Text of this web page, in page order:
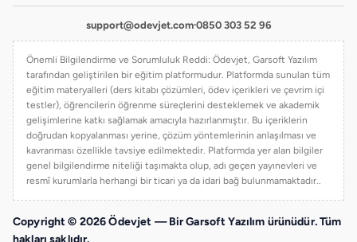
support@odevjet.com·0850 303 52 96
Önemli Bilgilendirme ve Sorumluluk Reddi: Ödevjet, Garsoft Yazılım
tarafından geliştirilen bir eğitim platformudur. Platformda sunulan tüm
eğitim materyalleri (ders kitabı çözümleri, ödev içerikleri ve çevrim içi
testler), öğrencilerin öğrenme süreçlerini desteklemek ve akademik
gelişimlerine katkı sağlamak amacıyla hazırlanmıştır. Bu içeriklerin
doğrudan kopyalanması yerine, çözüm yöntemlerinin anlaşılması ve
kavranması özellikle tavsiye edilmektedir. Platformda yer alan bilgiler
genel bilgilendirme niteliği taşımakta olup, adı geçen yayınevleri ve
resmî kurumlarla herhangi bir ticari ya da idari bağ bulunmamaktadır..
Copyright © 2026 Ödevjet — Bir Garsoft Yazılım ürünüdür. Tüm
hakları saklıdır.